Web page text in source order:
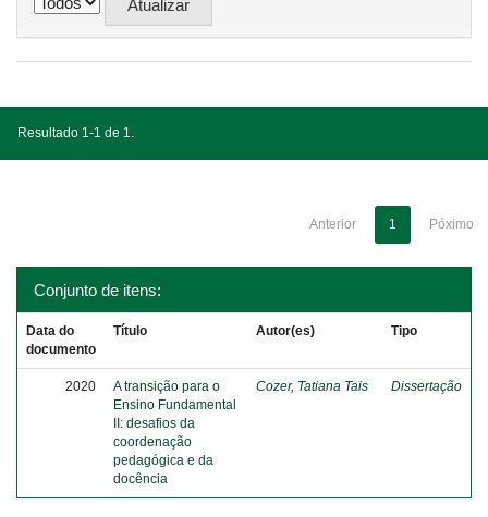
Resultado 1-1 de 1.
Anterior 1 Póximo
Conjunto de itens:
Data do
documento
Título Autor(es) Tipo
2020
A transição para o
Ensino Fundamental
II: desafios da
coordenação
pedagógica e da
docência
Cozer, Tatiana Tais Dissertação